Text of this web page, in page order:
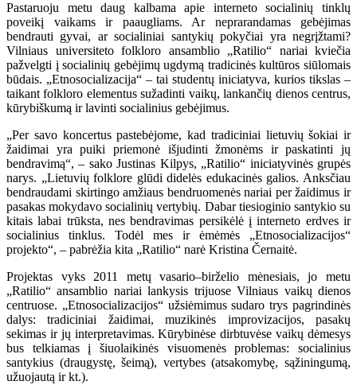
Pastaruoju metu daug kalbama apie interneto socialinių tinklų
poveikį vaikams ir paaugliams. Ar neprarandamas gebėjimas
bendrauti gyvai, ar socialiniai santykių pokyčiai yra negrįžtami?
Vilniaus universiteto folkloro ansamblio „Ratilio“ nariai kviečia
pažvelgti į socialinių gebėjimų ugdymą tradicinės kultūros siūlomais
būdais. „Etnosocializacija“ – tai studentų iniciatyva, kurios tikslas –
taikant folkloro elementus sužadinti vaikų, lankančių dienos centrus,
kūrybiškumą ir lavinti socialinius gebėjimus.
„Per savo koncertus pastebėjome, kad tradiciniai lietuvių šokiai ir
žaidimai yra puiki priemonė išjudinti žmonėms ir paskatinti jų
bendravimą“, – sako Justinas Kilpys, „Ratilio“ iniciatyvinės grupės
narys. „Lietuvių folklore glūdi didelės edukacinės galios. Anksčiau
bendraudami skirtingo amžiaus bendruomenės nariai per žaidimus ir
pasakas mokydavo socialinių vertybių. Dabar tiesioginio santykio su
kitais labai trūksta, nes bendravimas persikėlė į interneto erdves ir
socialinius tinklus. Todėl mes ir ėmėmės „Etnosocializacijos“
projekto“, – pabrėžia kita „Ratilio“ narė Kristina Černaitė.
Projektas vyks 2011 metų vasario–birželio mėnesiais, jo metu
„Ratilio“ ansamblio nariai lankysis trijuose Vilniaus vaikų dienos
centruose. „Etnosocializacijos“ užsiėmimus sudaro trys pagrindinės
dalys: tradiciniai žaidimai, muzikinės improvizacijos, pasakų
sekimas ir jų interpretavimas. Kūrybinėse dirbtuvėse vaikų dėmesys
bus telkiamas į šiuolaikinės visuomenės problemas: socialinius
santykius (draugystę, šeimą), vertybes (atsakomybę, sąžiningumą,
užuojautą ir kt.).